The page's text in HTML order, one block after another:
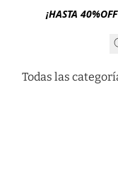
¡HASTA
Todas las